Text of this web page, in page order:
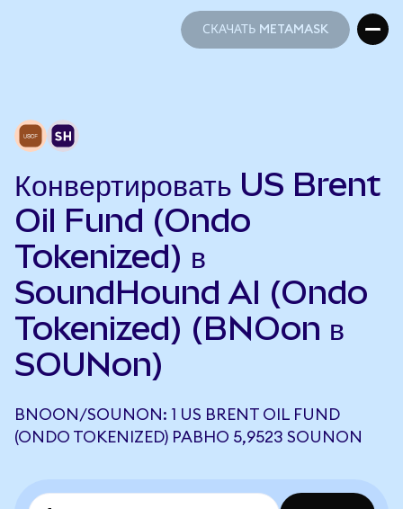
СКАЧАТЬ METAMASK
Конвертировать US Brent
Oil Fund (Ondo
Tokenized) в
SoundHound AI (Ondo
Tokenized) (BNOon в
SOUNon)
BNOON/SOUNON: 1 US BRENT OIL FUND
(ONDO TOKENIZED) РАВНО 5,9523 SOUNON